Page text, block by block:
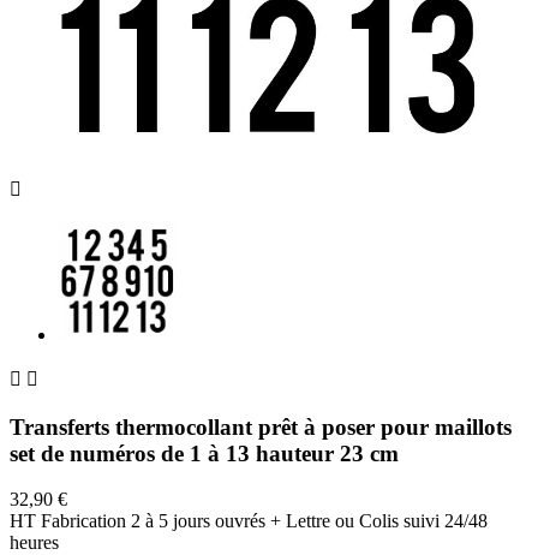

 
Transferts thermocollant prêt à poser pour maillots
set de numéros de 1 à 13 hauteur 23 cm
32,90 €
HT Fabrication 2 à 5 jours ouvrés + Lettre ou Colis suivi 24/48
heures